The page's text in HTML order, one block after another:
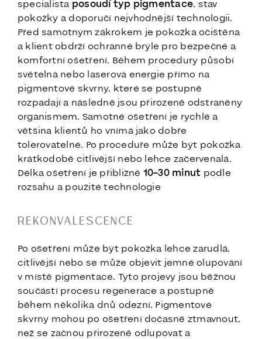
specialista posoudí typ pigmentace, stav
pokožky a doporučí nejvhodnější technologii.
Před samotným zákrokem je pokožka očištěna
a klient obdrží ochranné brýle pro bezpečné a
komfortní ošetření. Během procedury působí
světelná nebo laserová energie přímo na
pigmentové skvrny, které se postupně
rozpadají a následně jsou přirozeně odstraněny
organismem. Samotné ošetření je rychlé a
většina klientů ho vnímá jako dobře
tolerovatelné. Po proceduře může být pokožka
krátkodobě citlivější nebo lehce začervenalá.
Délka ošetření je přibližně 10–30 minut podle
rozsahu a použité technologie
REKONVALESCENCE
Po ošetření může být pokožka lehce zarudlá,
citlivější nebo se může objevit jemné olupování
v místě pigmentace. Tyto projevy jsou běžnou
součástí procesu regenerace a postupně
během několika dnů odezní. Pigmentové
skvrny mohou po ošetření dočasně ztmavnout,
než se začnou přirozeně odlupovat a